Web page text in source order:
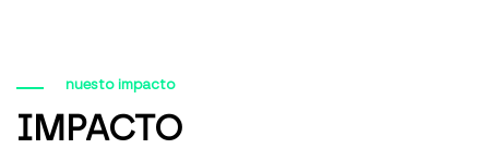
nuesto impacto
IMPACTO